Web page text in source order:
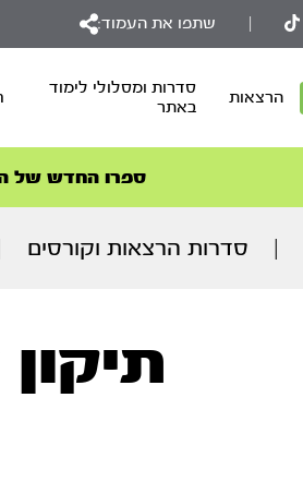
שתפו את העמוד:
הרצאות
סדרות ומסלולי לימוד
באתר
הסדרה
ספרו החדש של
הצטרפו
הסדרה
סדרות הרצאות וקורסים